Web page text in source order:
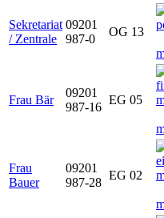
Sekretariat
/ Zentrale
09201
987-0
OG 13
Frau Bär
09201
987-16
EG 05
Frau
Bauer
09201
987-28
EG 02